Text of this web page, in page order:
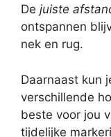
De juiste
ontspannen
nek en rug.
Daarnaast kun
verschillende
beste voor jou
tijdelijke